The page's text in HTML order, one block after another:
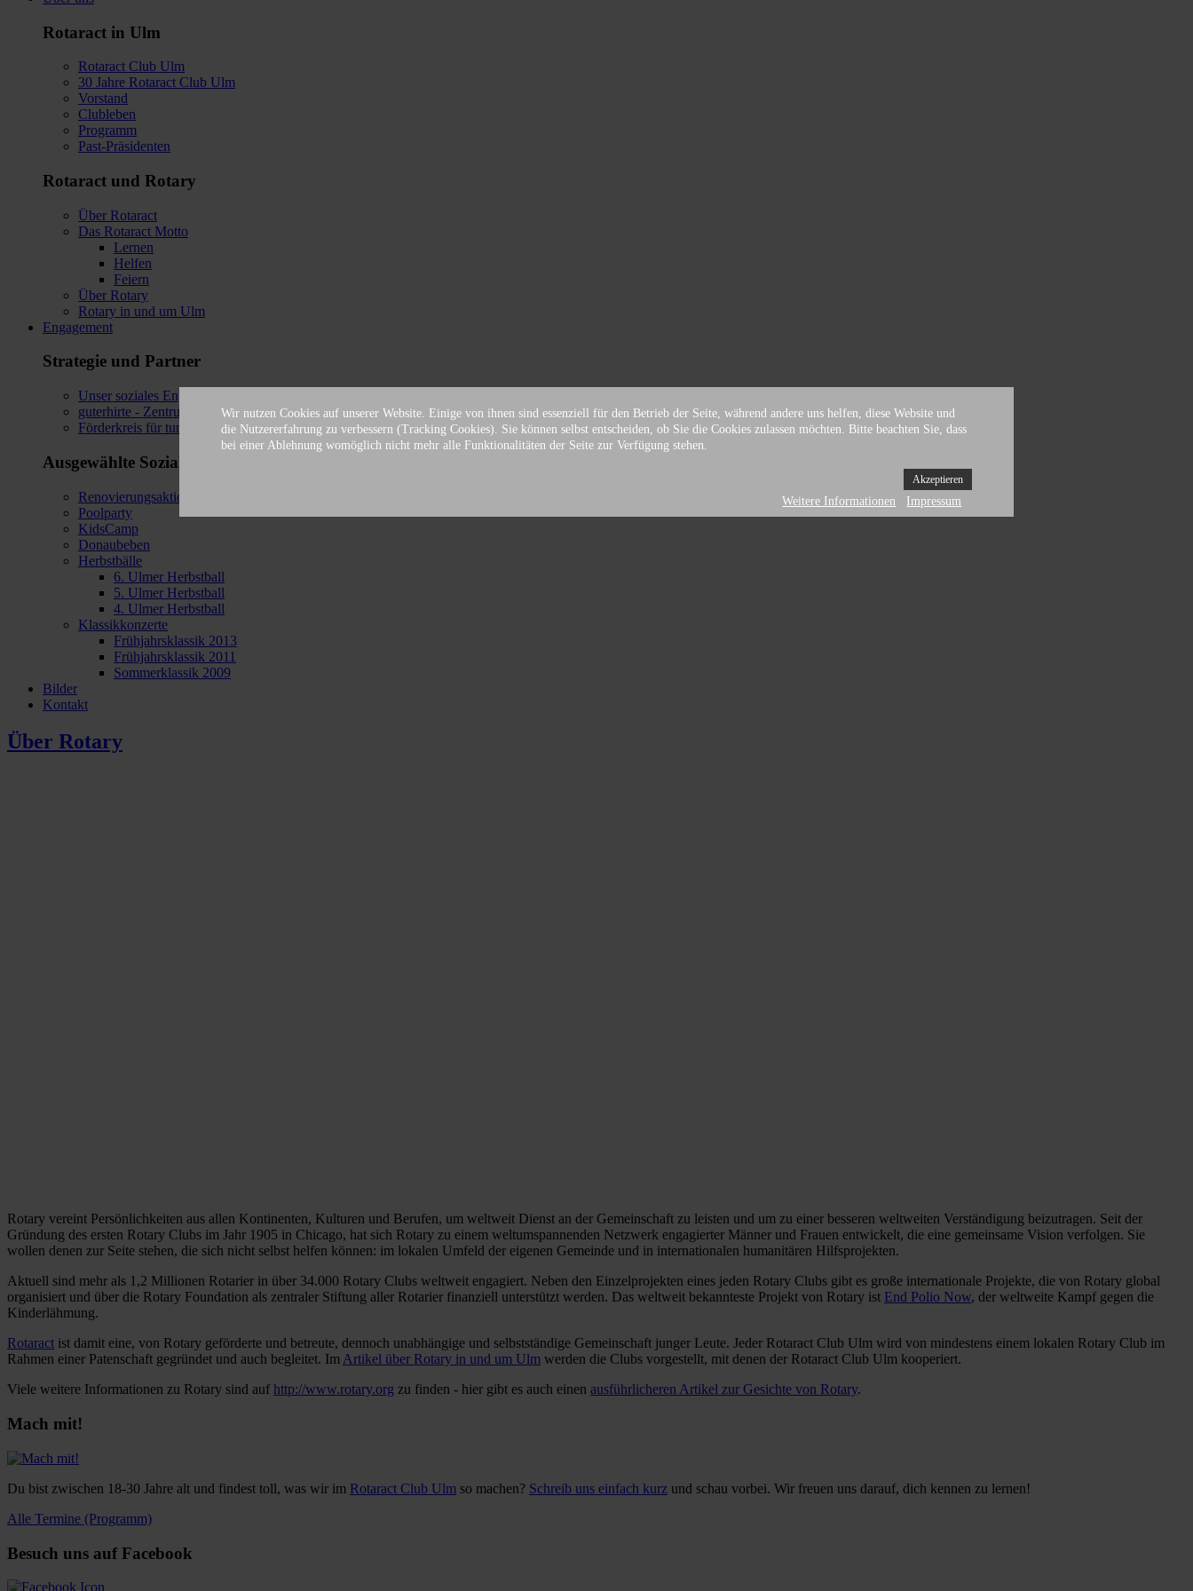
Rotaract in Ulm
Rotaract Club Ulm
30 Jahre Rotaract Club Ulm
Vorstand
Clubleben
Programm
Past-Präsidenten
Rotaract und Rotary
Über Rotaract
Das Rotaract Motto
Lernen
Helfen
Feiern
Über Rotary
Rotary in und um Ulm
Engagement
Strategie und Partner
Unser soziales Engagement
guterhirte - Zentrum für Kinder-, Jugend- und Familienhilfe
Förderkreis für tumor- und leukämiekranke Kinder in Ulm
Ausgewählte Sozialprojekte
Renovierungsaktion
Poolparty
KidsCamp
Donaubeben
Herbstbälle
6. Ulmer Herbstball
5. Ulmer Herbstball
4. Ulmer Herbstball
Klassikkonzerte
Frühjahrsklassik 2013
Frühjahrsklassik 2011
Sommerklassik 2009
Bilder
Kontakt
Über Rotary
Rotary vereint Persönlichkeiten aus allen Kontinenten, Kulturen und Berufen, um weltweit Dienst an der Gemeinschaft zu leisten und um zu einer besseren weltweiten Verständigung beizutragen. Seit der
Gründung des ersten Rotary Clubs im Jahr 1905 in Chicago, hat sich Rotary zu einem weltumspannenden Netzwerk engagierter Männer und Frauen entwickelt, die eine gemeinsame Vision verfolgen. Sie
wollen denen zur Seite stehen, die sich nicht selbst helfen können: im lokalen Umfeld der eigenen Gemeinde und in internationalen humanitären Hilfsprojekten.
Aktuell sind mehr als 1,2 Millionen Rotarier in über 34.000 Rotary Clubs weltweit engagiert. Neben den Einzelprojekten eines jeden Rotary Clubs gibt es große internationale Projekte, die von Rotary global
organisiert und über die Rotary Foundation als zentraler Stiftung aller Rotarier finanziell unterstützt werden. Das weltweit bekannteste Projekt von Rotary ist End Polio Now, der weltweite Kampf gegen die
Kinderlähmung.
Rotaract ist damit eine, von Rotary geförderte und betreute, dennoch unabhängige und selbstständige Gemeinschaft junger Leute. Jeder Rotaract Club Ulm wird von mindestens einem lokalen Rotary Club im
Rahmen einer Patenschaft gegründet und auch begleitet. Im Artikel über Rotary in und um Ulm werden die Clubs vorgestellt, mit denen der Rotaract Club Ulm kooperiert.
Viele weitere Informationen zu Rotary sind auf http://www.rotary.org zu finden - hier gibt es auch einen ausführlicheren Artikel zur Gesichte von Rotary.
Mach mit!
Du bist zwischen 18-30 Jahre alt und findest toll, was wir im Rotaract Club Ulm so machen? Schreib uns einfach kurz und schau vorbei. Wir freuen uns darauf, dich kennen zu lernen!
Alle Termine (Programm)
Besuch uns auf Facebook
Wir nutzen Cookies auf unserer Website. Einige von ihnen sind essenziell für den Betrieb der Seite, während andere uns helfen, diese Website und
die Nutzererfahrung zu verbessern (Tracking Cookies). Sie können selbst entscheiden, ob Sie die Cookies zulassen möchten. Bitte beachten Sie, dass
bei einer Ablehnung womöglich nicht mehr alle Funktionalitäten der Seite zur Verfügung stehen.
Akzeptieren
Weitere Informationen Impressum